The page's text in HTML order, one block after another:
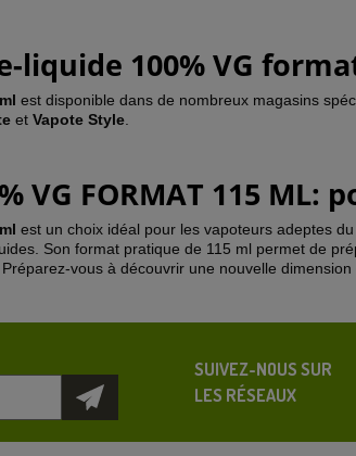
liquide 100% VG
est disponible dans de nombreux magasins
et Vapote Style
VG FORMAT 115
est un choix idéal pour les vapoteurs adeptes
Son format pratique de 115 ml permet de
vous à découvrir une nouvelle
SUIVEZ-NOUS SUR
LES RÉSEAUX